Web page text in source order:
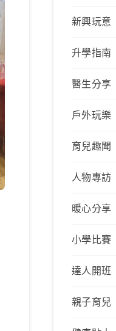
新興玩意
升學指南
醫生分享
戶外玩樂
育兒趣聞
人物專訪
暖心分享
小學比賽
達人開班
親子育兒